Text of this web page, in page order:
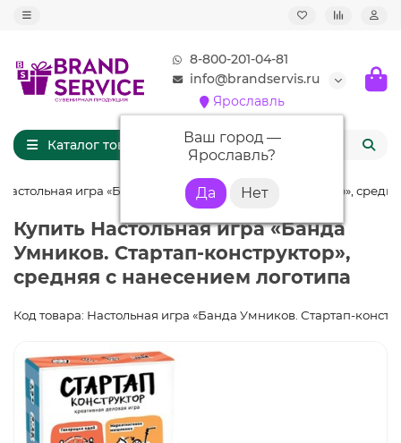
8-800-201-04-81
info@brandservis.ru
Ярославль
Ваш город —
Ярославль?
Каталог товаров
Настольная игра «Банда Умников. Стартап-конструктор»,
Купить Настольная игра «Банда
Умников. Стартап-конструктор»,
средняя с нанесением логотипа
Код товара: Настольная игра «Банда Умников. Стартап-